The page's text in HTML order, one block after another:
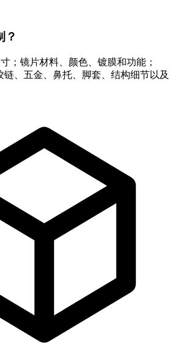
？
；镜片材料、颜色、镀膜和功能；
链、五金、鼻托、脚套、结构细节以及